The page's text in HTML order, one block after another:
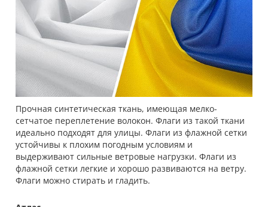
Прочная синтетическая ткань, имеющая мелко-
сетчатое переплетение волокон. Флаги из такой ткани
идеально подходят для улицы. Флаги из флажной сетки
устойчивы к плохим погодным условиям и
выдерживают сильные ветровые нагрузки. Флаги из
флажной сетки легкие и хорошо развиваются на ветру.
Флаги можно стирать и гладить.